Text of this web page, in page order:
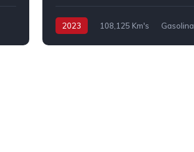
2023 108,125 Km's Gasolina